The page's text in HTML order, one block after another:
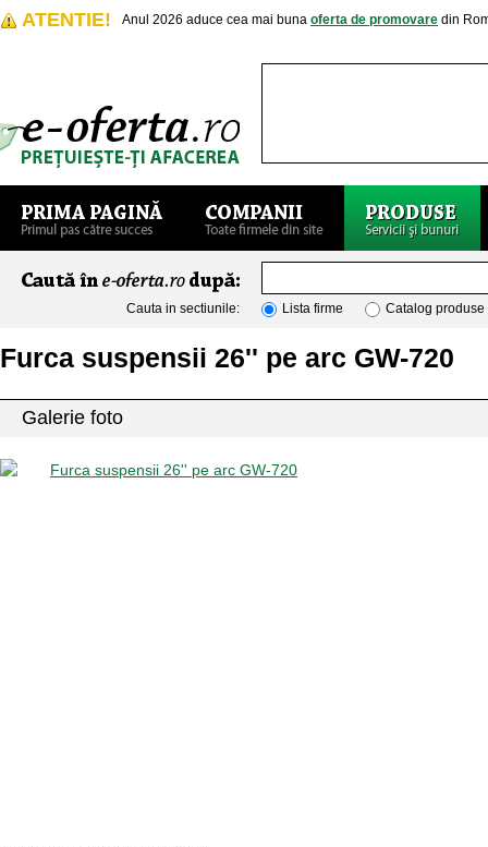
ATENTIE! Anul 2026 aduce cea mai buna oferta de promovare din
Cauta in sectiunile: Lista firme Catalog produse
Furca suspensii 26'' pe arc GW-720
Galerie foto